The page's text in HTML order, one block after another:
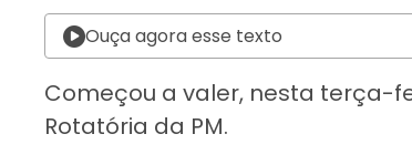
Ouça agora esse texto
Começou a valer, nesta terça-
Rotatória da PM.